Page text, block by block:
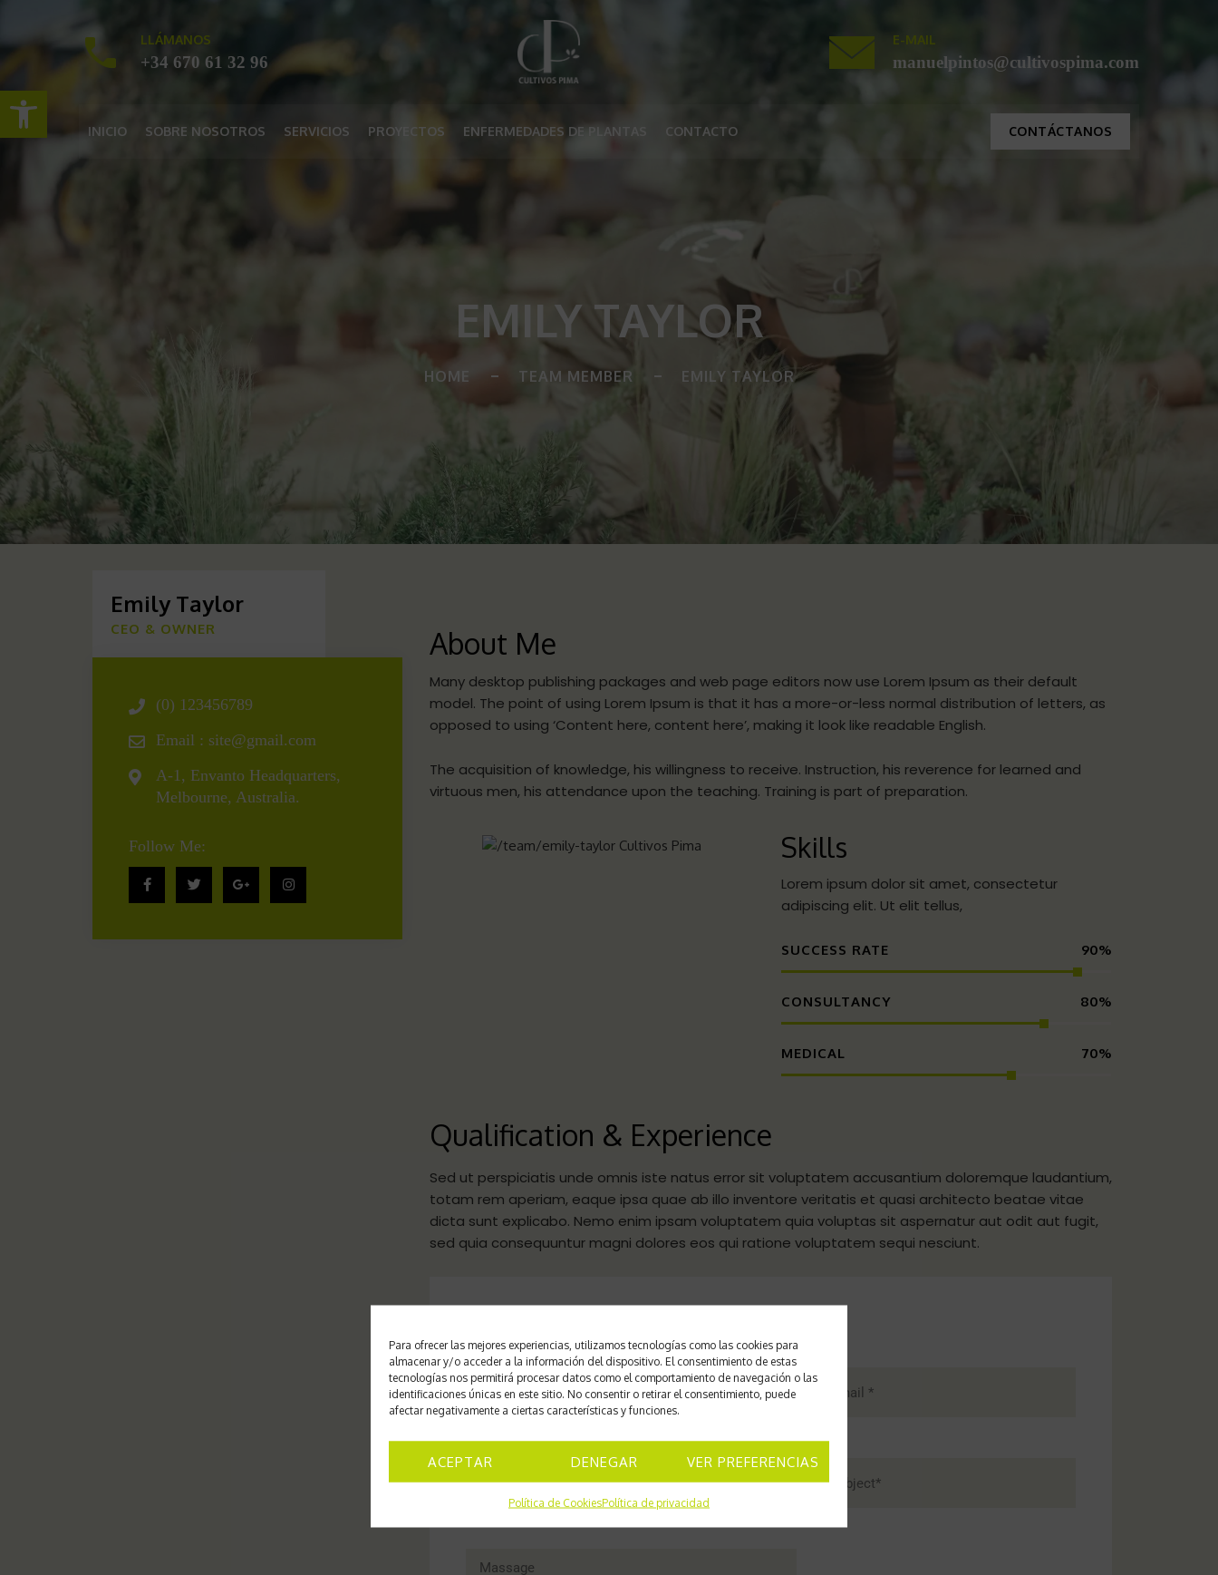
Abrir barra de herramientas
Para ofrecer las mejores experiencias, utilizamos tecnologías como las cookies para
almacenar y/o acceder a la información del dispositivo. El consentimiento de estas
tecnologías nos permitirá procesar datos como el comportamiento de navegación o las
identificaciones únicas en este sitio. No consentir o retirar el consentimiento, puede
afectar negativamente a ciertas características y funciones.
ACEPTAR DENEGAR VER PREFERENCIAS
Política de CookiesPolítica de privacidad
LLÁMANOS
+34 670 61 32 96
E-MAIL
manuelpintos@cultivospima.com
INICIO SOBRE NOSOTROS SERVICIOS PROYECTOS ENFERMEDADES DE PLANTAS CONTACTO CONTÁCTANOS
EMILY TAYLOR
HOME TEAM MEMBER EMILY TAYLOR
Emily Taylor
CEO & OWNER
(0) 123456789
Email : site@gmail.com
A-1, Envanto Headquarters,
Melbourne, Australia.
Follow Me:
About Me
Many desktop publishing packages and web page editors now use Lorem Ipsum as their default
model. The point of using Lorem Ipsum is that it has a more-or-less normal distribution of letters, as
opposed to using ‘Content here, content here’, making it look like readable English.
The acquisition of knowledge, his willingness to receive. Instruction, his reverence for learned and
virtuous men, his attendance upon the teaching. Training is part of preparation.
Skills
Lorem ipsum dolor sit amet, consectetur
adipiscing elit. Ut elit tellus,
SUCCESS RATE 90%
CONSULTANCY 80%
MEDICAL 70%
Qualification & Experience
Sed ut perspiciatis unde omnis iste natus error sit voluptatem accusantium doloremque laudantium,
totam rem aperiam, eaque ipsa quae ab illo inventore veritatis et quasi architecto beatae vitae
dicta sunt explicabo. Nemo enim ipsam voluptatem quia voluptas sit aspernatur aut odit aut fugit,
sed quia consequuntur magni dolores eos qui ratione voluptatem sequi nesciunt.